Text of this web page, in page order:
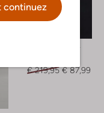
continuez
Dernière pièce
Ruby Tuesday
€ 219,95 € 87,99